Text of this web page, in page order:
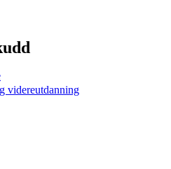
videreutdanning